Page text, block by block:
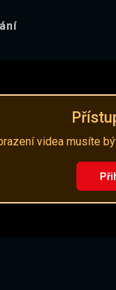
videa musíte